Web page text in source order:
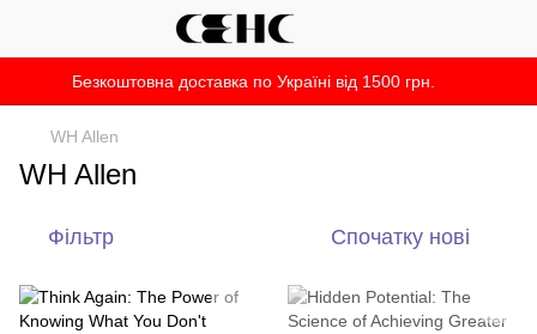
Безкоштовна доставка по Україні від 1500 грн.
WH Allen
WH Allen
Фільтр Спочатку нові